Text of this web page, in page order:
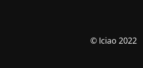
© Iciao 2022